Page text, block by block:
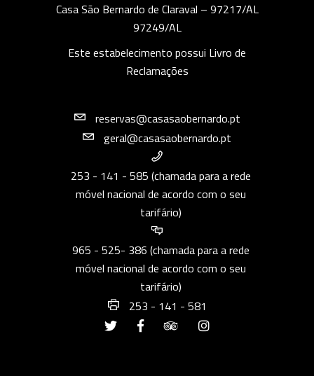
Casa São Bernardo de Claraval – 97217/AL
97249/AL
Este estabelecimento possui Livro de
Reclamações
reservas@casasaobernardo.pt
geral@casasaobernardo.pt
253 - 141 - 585 (chamada para a rede
móvel nacional de acordo com o seu
tarifário)
965 - 525- 386 (chamada para a rede
móvel nacional de acordo com o seu
tarifário)
253 - 141 - 581